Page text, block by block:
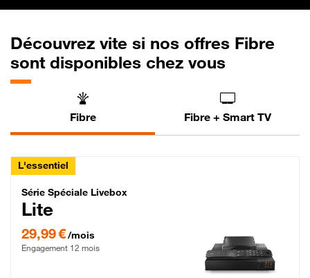
Découvrez vite si nos offres Fibre
sont disponibles chez vous
Fibre Fibre + Smart TV
L'essentiel
Série Spéciale Livebox Lite Fibre
Série Spéciale Livebox
Lite
29,99 €/mois
Engagement 12 mois